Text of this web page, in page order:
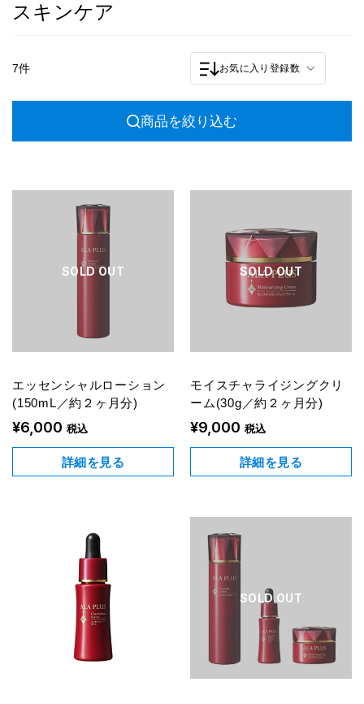
スキンケア
7件 お気に入り登録数
商品を絞り込む
SOLD OUT
エッセンシャルローション
(150mL／約２ヶ月分)
¥6,000 税込
詳細を見る
SOLD OUT
モイスチャライジングクリ
ーム(30g／約２ヶ月分)
¥9,000 税込
詳細を見る
SOLD OUT